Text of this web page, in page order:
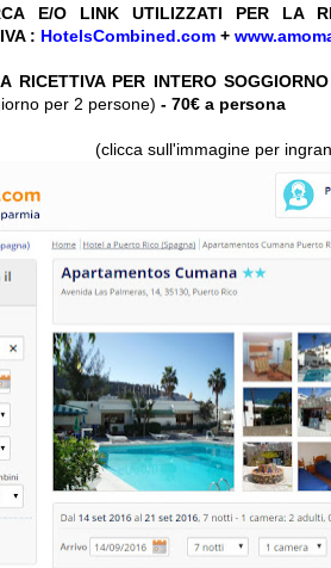
E/O LINK UTILIZZATI PER LA
: HotelsCombined.com +
RICETTIVA PER INTERO
per 2 persone) - 70€ a persona
(clicca sull'immagine per